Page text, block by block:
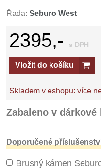
Řada: Seburo West
2395,- s DPH
Vložit do košíku
Skladem v eshopu: více
Zabaleno v dárkové
Doporučené
Brusný kámen